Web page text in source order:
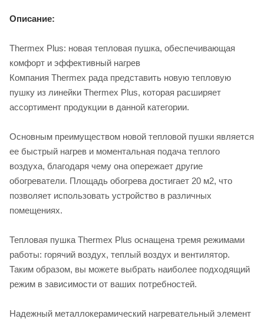
Описание:
Thermex Plus: новая тепловая пушка, обеспечивающая
комфорт и эффективный нагрев
Компания Thermex рада представить новую тепловую
пушку из линейки Thermex Plus, которая расширяет
ассортимент продукции в данной категории.
Основным преимуществом новой тепловой пушки является
ее быстрый нагрев и моментальная подача теплого
воздуха, благодаря чему она опережает другие
обогреватели. Площадь обогрева достигает 20 м2, что
позволяет использовать устройство в различных
помещениях.
Тепловая пушка Thermex Plus оснащена тремя режимами
работы: горячий воздух, теплый воздух и вентилятор.
Таким образом, вы можете выбрать наиболее подходящий
режим в зависимости от ваших потребностей.
Надежный металлокерамический нагревательный элемент